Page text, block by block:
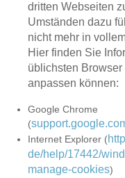
dritten Webseiten
Umständen dazu
nicht mehr in
Hier finden Sie
üblichsten
anpassen können:
Google Chrome
(
Internet Explorer (
de/help/17442/
manage-cookies)